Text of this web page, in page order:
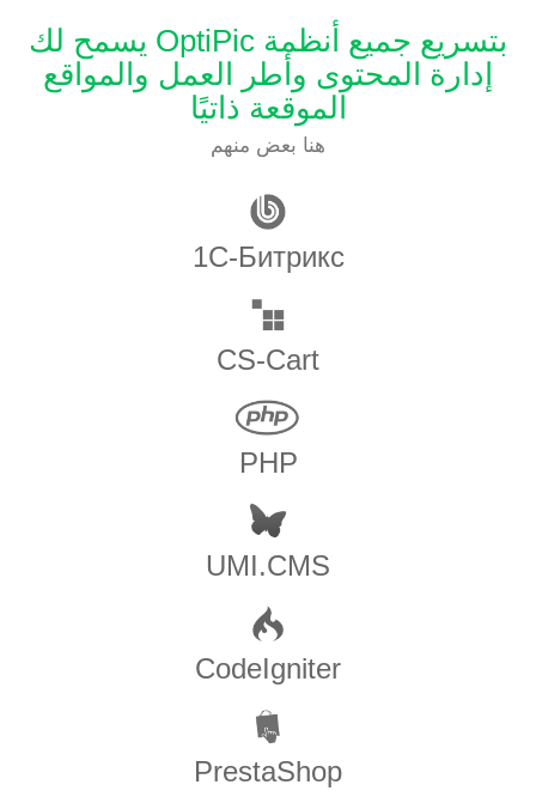
يسمح لك OptiPic بتسريع جميع أنظمة
إدارة المحتوى وأطر العمل والمواقع
الموقعة ذاتيًا
هنا بعض منهم
1С-Битрикс
CS-Cart
PHP
UMI.CMS
CodeIgniter
PrestaShop